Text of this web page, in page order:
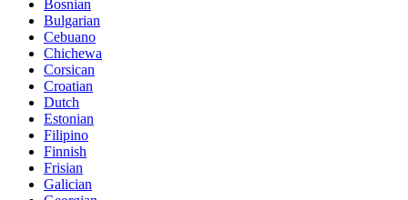
Bosnian
Bulgarian
Cebuano
Chichewa
Corsican
Croatian
Dutch
Estonian
Filipino
Finnish
Frisian
Galician